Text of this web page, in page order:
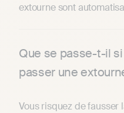
extourne sont
Que se passe-t-il si
passer une
Vous risquez de fausser